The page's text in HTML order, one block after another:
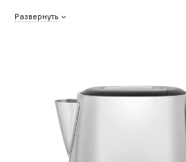
Развернуть